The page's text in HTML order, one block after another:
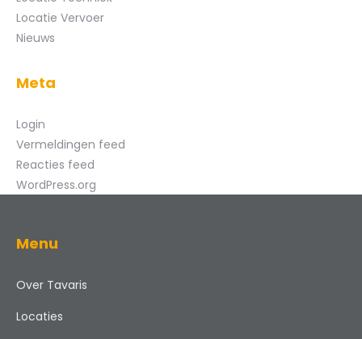
Locatie Vervoer
Nieuws
Meta
Login
Vermeldingen feed
Reacties feed
WordPress.org
Menu
Over Tavaris
Locaties